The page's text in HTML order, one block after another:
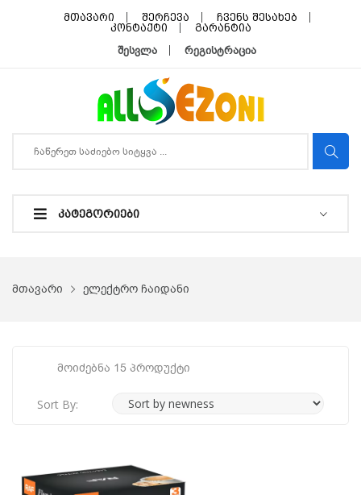
მთავარი შერჩევა
ჩვენს შესახებ
კონტაქტი
გარანტია
შესვლა რეგისტრაცია
ᲙᲐᲢᲔᲒᲝᲠᲘᲔᲑᲘ
მთავარი ელექტრო ჩაიდანი
Მოიძებნა 15 Პროდუქტი
Sort By: